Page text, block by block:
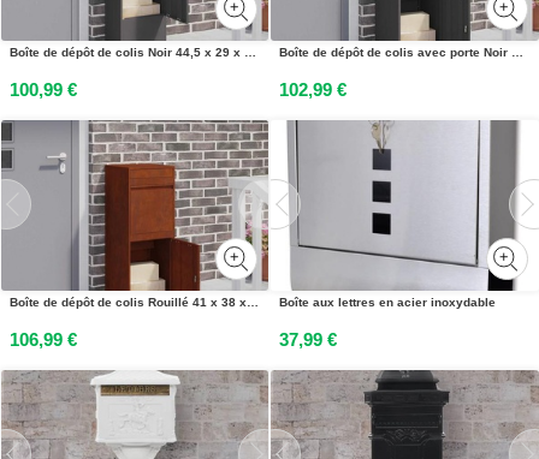
Boîte de dépôt de colis Noir 44,5 x 29 x 110,5 cm Acier
100,99 €
Boîte de dépôt de colis avec porte Noir 41 x 38 x 103 cm Acier
102,99 €
Boîte de dépôt de colis Rouillé 41 x 38 x 103 cm Acier patiné
106,99 €
Boîte aux lettres en acier inoxydable
37,99 €